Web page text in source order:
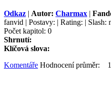
Odkaz | Autor: Charmax |
fanvid | Postavy: | Rating: | Slash:
Počet kapitol: 0
Shrnutí:
Klíčová slova:
Komentáře Hodnocení průměr: